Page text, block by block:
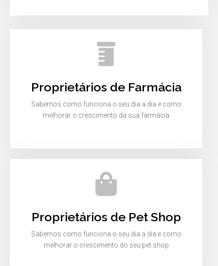
Proprietários de Farmácia
Sabemos como funciona o seu dia a dia e como
melhorar o crescimento da sua farmácia
Proprietários de Pet Shop
Sabemos como funciona o seu dia a dia e como
melhorar o crescimento do seu pet shop